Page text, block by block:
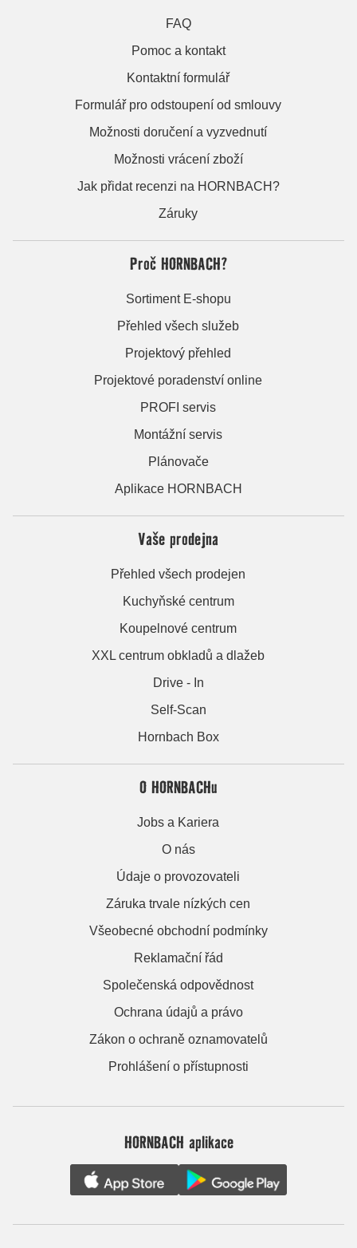
FAQ
Pomoc a kontakt
Kontaktní formulář
Formulář pro odstoupení od smlouvy
Možnosti doručení a vyzvednutí
Možnosti vrácení zboží
Jak přidat recenzi na HORNBACH?
Záruky
Proč HORNBACH?
Sortiment E-shopu
Přehled všech služeb
Projektový přehled
Projektové poradenství online
PROFI servis
Montážní servis
Plánovače
Aplikace HORNBACH
Vaše prodejna
Přehled všech prodejen
Kuchyňské centrum
Koupelnové centrum
XXL centrum obkladů a dlažeb
Drive - In
Self-Scan
Hornbach Box
O HORNBACHu
Jobs a Kariera
O nás
Údaje o provozovateli
Záruka trvale nízkých cen
Všeobecné obchodní podmínky
Reklamační řád
Společenská odpovědnost
Ochrana údajů a právo
Zákon o ochraně oznamovatelů
Prohlášení o přístupnosti
HORNBACH aplikace